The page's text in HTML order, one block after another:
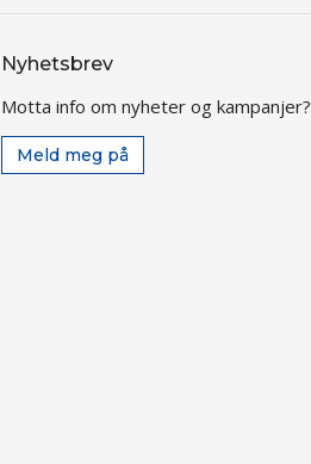
Nyhetsbrev
Motta info om nyheter og kampanjer?
Meld meg på